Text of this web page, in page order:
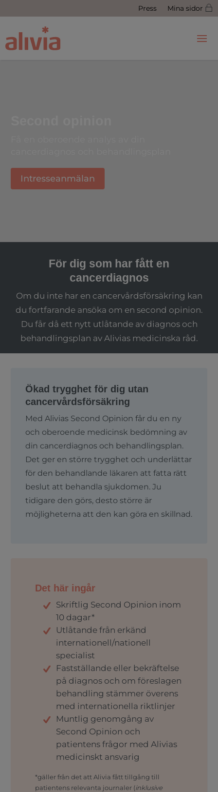
Press Mina sidor
Intresseanmälan
För dig som har fått en
cancerdiagnos
Om du inte har en cancervårdsförsäkring kan
du fortfarande ansöka om en second opinion.
Du får då ett nytt utlåtande av diagnos och
behandlingsplan av Alivias medicinska råd.
Ökad trygghet för dig utan
cancervårdsförsäkring
MedAlivias Second Opinion får du en ny
och oberoende medicinsk bedömning av
din cancerdiagnos och behandlingsplan.
Det ger en större trygghet och underlättar
för den behandlande läkaren att fatta rätt
beslut att behandla sjukdomen. Ju
tidigare den görs, desto större är
möjligheterna att den kan göra en skillnad.
Det här ingår
Skriftlig Second Opinion inom
10 dagar*
Utlåtande från erkänd
internationell/nationell
specialist
Fastställande eller bekräftelse
på diagnos och om föreslagen
behandling stämmer överens
med internationella riktlinjer
Muntlig genomgång av
Second Opinion och
patientens frågor med Alivias
medicinskt ansvarig
*gäller från det att Alivia fått tillgång till
patientens relevanta journaler (inklusive